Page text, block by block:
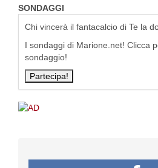
SONDAGGI
Chi vincerà il fantacalcio di Te la
I sondaggi di Marione.net! Clicca
sondaggio!